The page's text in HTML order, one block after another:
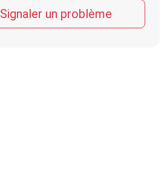
Signaler un problème